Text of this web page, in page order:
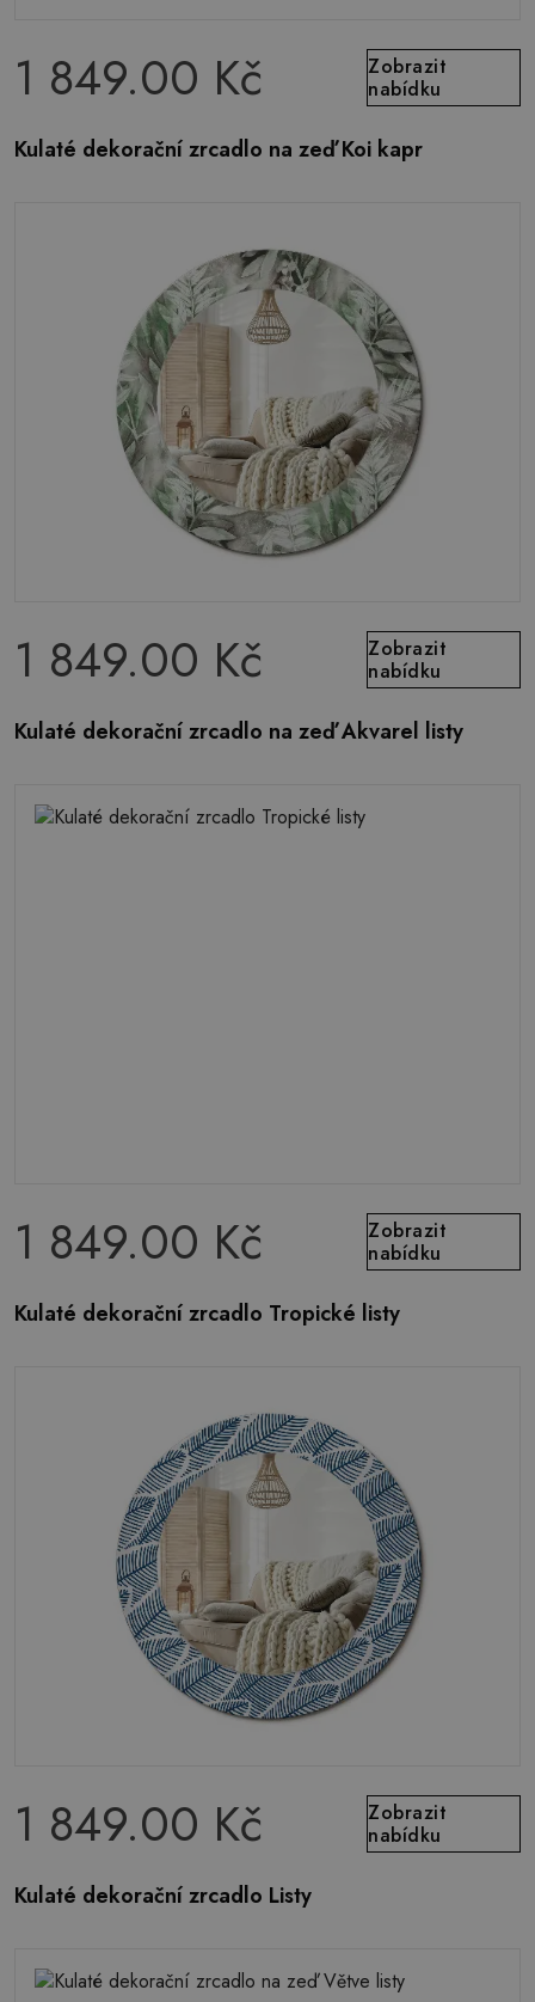
1 849.00 Kč
Zobrazit
nabídku
Kulaté dekorační zrcadlo na zeď Koi kapr
1 849.00 Kč
Zobrazit
nabídku
Kulaté dekorační zrcadlo na zeď Akvarel listy
1 849.00 Kč
Zobrazit
nabídku
Kulaté dekorační zrcadlo Tropické listy
1 849.00 Kč
Zobrazit
nabídku
Kulaté dekorační zrcadlo Listy